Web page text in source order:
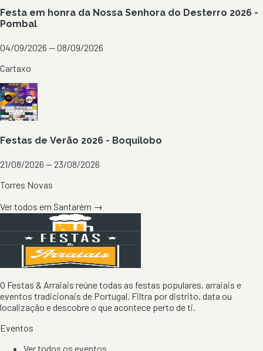
Festa em honra da Nossa Senhora do Desterro 2026 -
Pombal
04/09/2026 — 08/09/2026
Cartaxo
Festas de Verão 2026 - Boquilobo
21/08/2026 — 23/08/2026
Torres Novas
Ver todos em Santarém →
O Festas & Arraiais reúne todas as festas populares, arraiais e
eventos tradicionais de Portugal. Filtra por distrito, data ou
localização e descobre o que acontece perto de ti.
Eventos
Ver todos os eventos